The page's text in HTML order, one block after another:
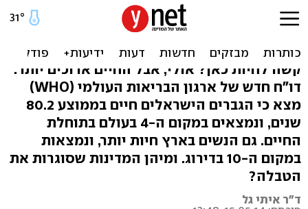
חיים יותר: גברים ישראלים
קשה לחיות כאן? אולי, אבל החיים ארוכים יותר:
דו"ח חדש של ארגון הבריאות העולמי (WHO)
מצא כי הגברים הישראלים חיים בממוצע 80.2
שנים, ונמצאים במקום ה-4 בעולם בתוחלת
החיים. גם הנשים בארץ חיות יותר, ונמצאות
במקום ה-10 בדירוג. ומיהן המדינות שסוגרות את
הטבלה?
ד"ר איתי גל